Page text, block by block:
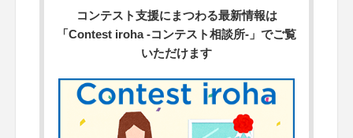
コンテスト支援にまつわる最新情報は
「Contest iroha -コンテスト相談所-」でご覧
いただけます